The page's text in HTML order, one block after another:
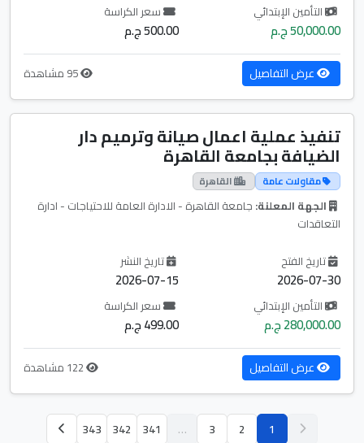
التأمين الإبتدائي
50,000.00 ج.م
سعر الكراسة
500.00 ج.م
عرض التفاصيل
تنفيذ عملية اعمال صيانة وترميم دار
الضيافة بجامعة القاهرة
مقاولات عامة القاهرة
الجهة المعلنة: جامعة القاهرة - الادارة العامة للاحتياجات - ادارة
التعاقدات
تاريخ الفتح
2026-07-30
تاريخ النشر
2026-07-15
التأمين الإبتدائي
280,000.00 ج.م
سعر الكراسة
499.00 ج.م
عرض التفاصيل
1
2
3
…
341
342
343